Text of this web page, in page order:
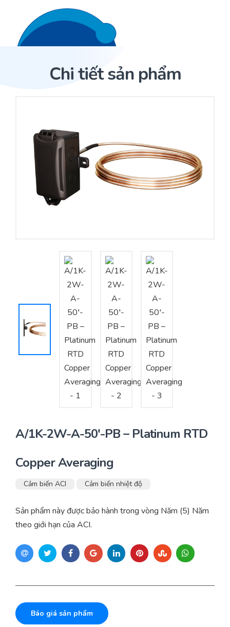
Trang Chủ
Cảm biến ACI
Nhà phân phối cảm biến
Nhà sản xuất thiết bị điều khiển
Tư vấn – Thiết kế – Cung cấp thiết bị HVAC
Tư vấn thiết kế, thi công tủ điều khiển
Thi công – Lắp đặt hệ thống HVAC
Sản phẩm
Dự án
Bài viết
Chi tiết sản phẩm
A/1K-2W-A-50′-PB – Platinum RTD
Copper Averaging
Cảm biến ACI Cảm biến nhiệt độ
Sản phẩm này được bảo hành trong vòng Năm (5) Năm
theo giới hạn của ACI.
Báo giá sản phẩm